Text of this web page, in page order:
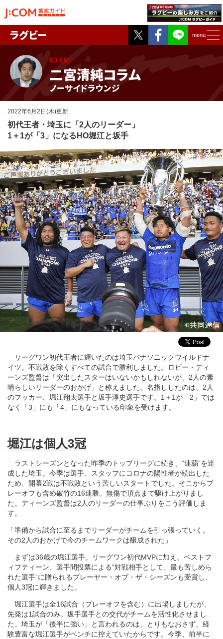
Twitter
Facebook
menu
ラグビー
二宮清純コラム
ノーサイドラウンジ
COLUMN
2022年6月2日(木)更新
初代王者・埼玉に「2人のリーダー」
1＋1が「3」になるHO堀江と坂手
リーグワン初代王者に輝いたのは埼玉パナソニックワイルドナ
イツ。不戦敗を除くすべての試合で勝利しました。ロビー・ディ
ーンズ監督は「突出したスターはいないかもしれないが、2人の素
晴らしいリーダーのおかげ」と称えました。名指ししたのは、2人
のフッカー、堀江翔太選手と坂手淳史選手です。1＋1が「2」では
なく「3」にも「4」にもなっている印象を受けます。
堀江は個人3冠
ラストシーズンとなった昨季のトップリーグに続き、“連覇”を達
成した埼玉。今季は選手、スタッフにコロナの陽性者が続出した
ため、開幕2戦は不戦敗という苦しいスタートでした。そこからプ
レーオフも含め破竹の16連勝。無傷で頂点まで駆け上がりまし
た。ディーンズ監督は2人のリーダーの仕事ぶりをこう評価しま
す。
「準備から試合に至るまでリーダーがチームを引っ張っていく。
その2人のおかげで今のチームワークは醸成された」
まずは36歳の堀江選手。リーグワン初代MVPに加え、ベストフ
ィフティーン、選手間投票による“対戦相手として、最も苦しめら
れた選手”に贈られるプレーヤー・オブ・ザ・シーズンも受賞し、
個人3冠に輝きました。
堀江選手は全16試合（プレーオフを含む）に出場しましたが、
先発は1試合のみ。坂手選手との交代がチームを活性化させまし
た。埼玉が「後半に強い」と言われるのは、とりもなおさず、経
験豊富な堀江選手がベンチに控えていたからです。今季、前半に